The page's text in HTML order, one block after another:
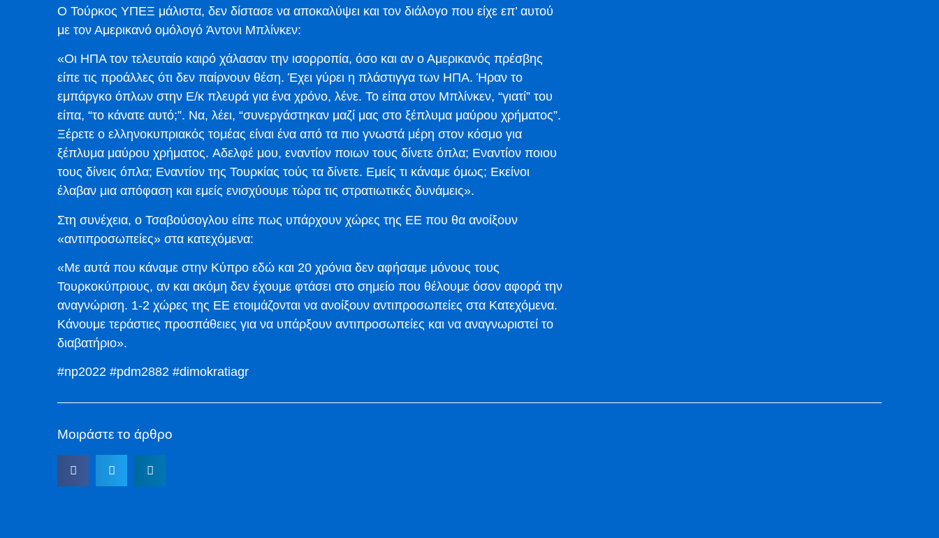
Ο Τούρκος ΥΠΕΞ μάλιστα, δεν δίστασε να αποκαλύψει και τον διάλογο που είχε επ’ αυτού
με τον Αμερικανό ομόλογό Άντονι Μπλίνκεν:
«Οι ΗΠΑ τον τελευταίο καιρό χάλασαν την ισορροπία, όσο και αν ο Αμερικανός πρέσβης
είπε τις προάλλες ότι δεν παίρνουν θέση. Έχει γύρει η πλάστιγγα των ΗΠΑ. Ήραν το
εμπάργκο όπλων στην Ε/κ πλευρά για ένα χρόνο, λένε. Το είπα στον Μπλίνκεν, “γιατί” του
είπα, “το κάνατε αυτό;”. Να, λέει, “συνεργάστηκαν μαζί μας στο ξέπλυμα μαύρου χρήματος”.
Ξέρετε ο ελληνοκυπριακός τομέας είναι ένα από τα πιο γνωστά μέρη στον κόσμο για
ξέπλυμα μαύρου χρήματος. Αδελφέ μου, εναντίον ποιων τους δίνετε όπλα; Εναντίον ποιου
τους δίνεις όπλα; Εναντίον της Τουρκίας τούς τα δίνετε. Εμείς τι κάναμε όμως; Εκείνοι
έλαβαν μια απόφαση και εμείς ενισχύουμε τώρα τις στρατιωτικές δυνάμεις».
Στη συνέχεια, ο Τσαβούσογλου είπε πως υπάρχουν χώρες της ΕΕ που θα ανοίξουν
«αντιπροσωπείες» στα κατεχόμενα:
«Με αυτά που κάναμε στην Κύπρο εδώ και 20 χρόνια δεν αφήσαμε μόνους τους
Τουρκοκύπριους, αν και ακόμη δεν έχουμε φτάσει στο σημείο που θέλουμε όσον αφορά την
αναγνώριση. 1-2 χώρες της ΕΕ ετοιμάζονται να ανοίξουν αντιπροσωπείες στα Κατεχόμενα.
Κάνουμε τεράστιες προσπάθειες για να υπάρξουν αντιπροσωπείες και να αναγνωριστεί το
διαβατήριο».
#np2022 #pdm2882 #dimokratiagr
Μοιράστε το άρθρο